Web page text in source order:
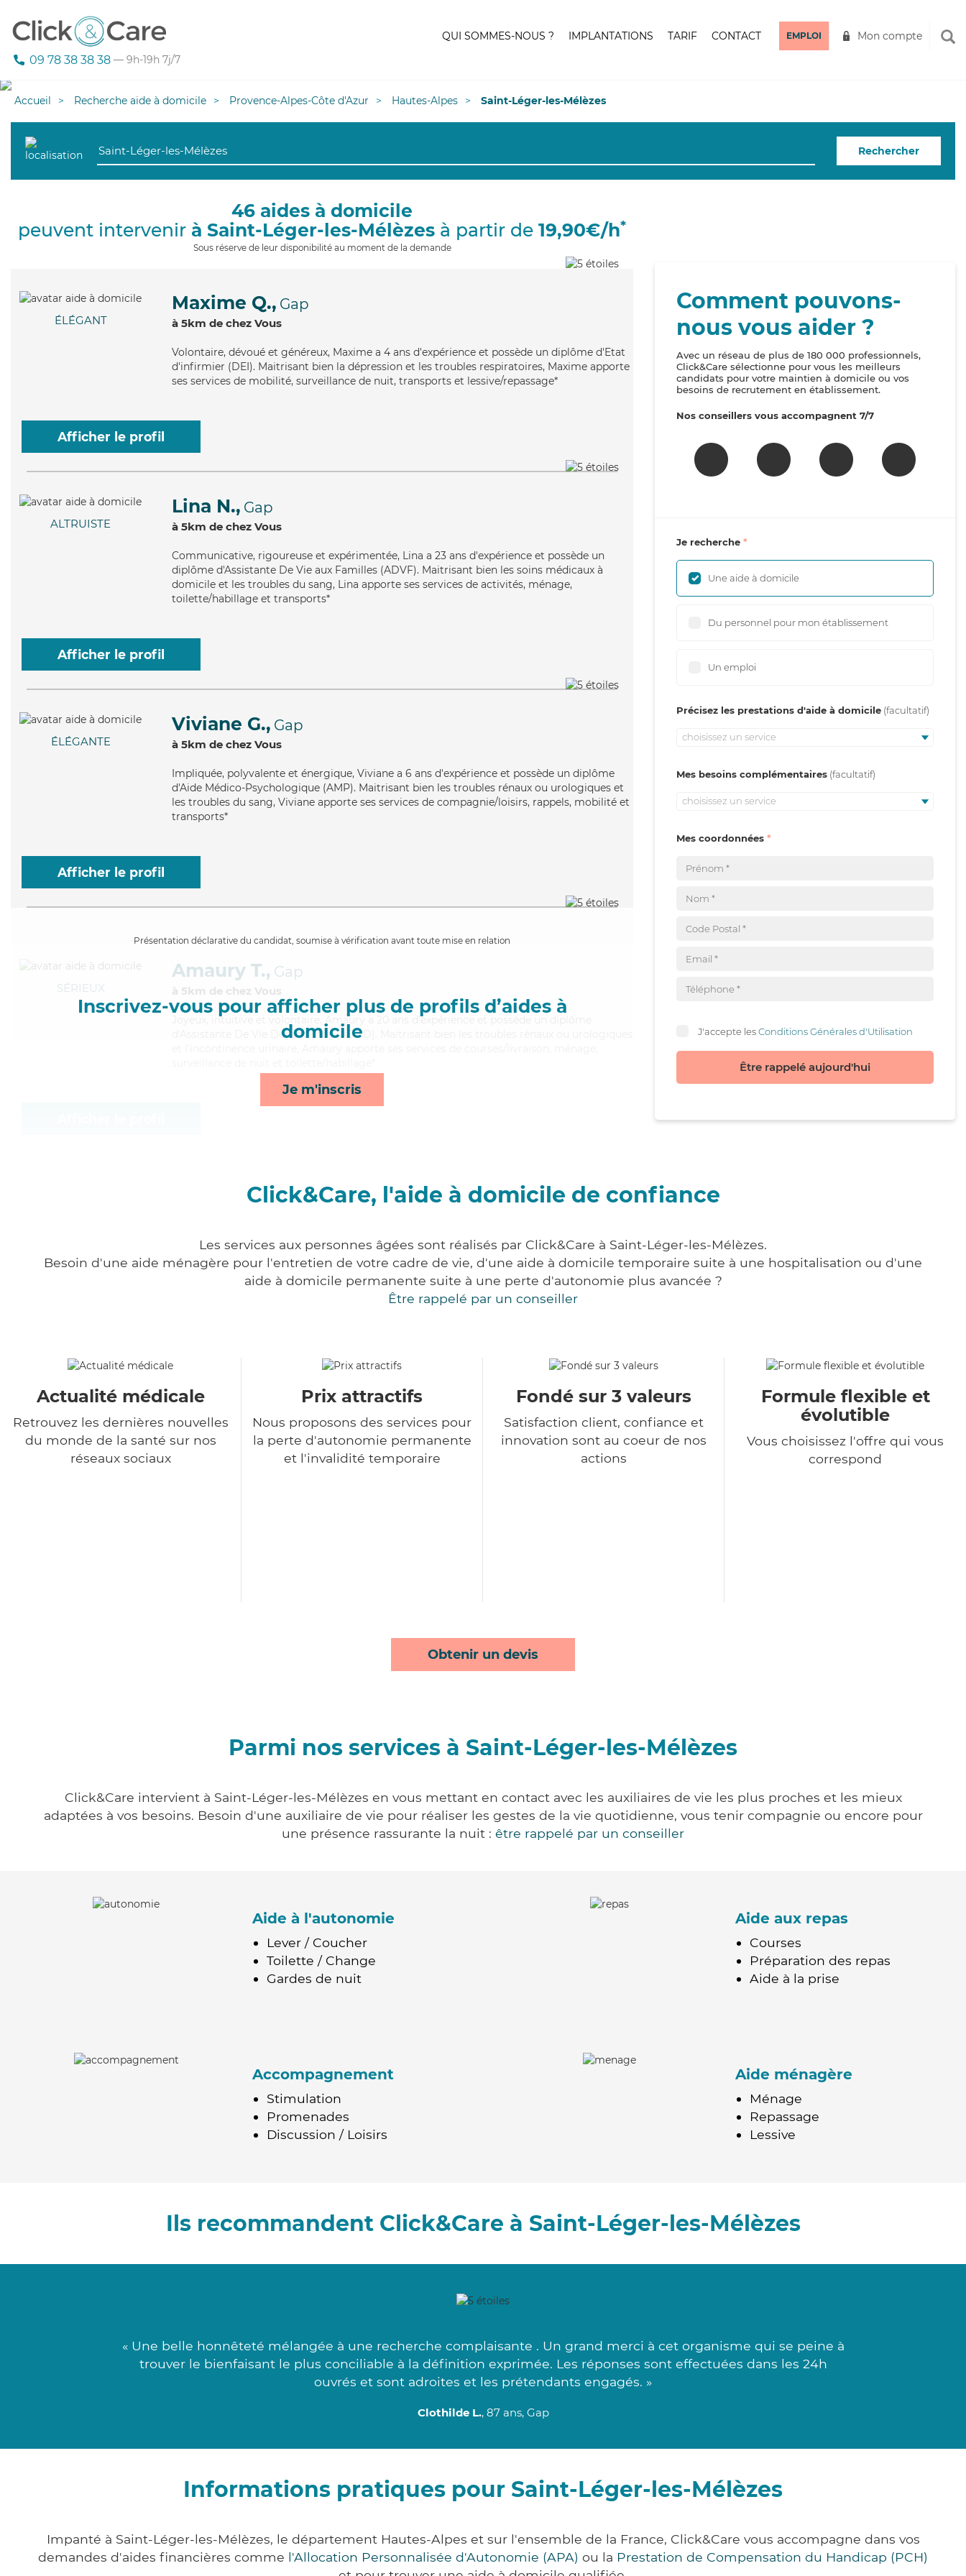
09 78 38 38 38 — 9h-19h 7j/7
QUI SOMMES-NOUS ? IMPLANTATIONS TARIF CONTACT EMPLOI Mon compte
Accueil Recherche aide à domicile Provence-Alpes-Côte d'Azur Hautes-Alpes Saint-Léger-les-Mélèzes
Rechercher
46 aides à domicile
peuvent intervenir à Saint-Léger-les-Mélèzes à partir de 19,90€/h*
Sous réserve de leur disponibilité au moment de la demande
ÉLÉGANT
Maxime Q., Gap
à 5km de chez Vous
Volontaire, dévoué et généreux, Maxime a 4 ans d'expérience et possède un diplôme d'Etat
d'infirmier (DEI). Maitrisant bien la dépression et les troubles respiratoires, Maxime apporte
ses services de mobilité, surveillance de nuit, transports et lessive/repassage*
Afficher le profil
ALTRUISTE
Lina N., Gap
à 5km de chez Vous
Communicative, rigoureuse et expérimentée, Lina a 23 ans d'expérience et possède un
diplôme d'Assistante De Vie aux Familles (ADVF). Maitrisant bien les soins médicaux à
domicile et les troubles du sang, Lina apporte ses services de activités, ménage,
toilette/habillage et transports*
Afficher le profil
ÉLÉGANTE
Viviane G., Gap
à 5km de chez Vous
Impliquée, polyvalente et énergique, Viviane a 6 ans d'expérience et possède un diplôme
d'Aide Médico-Psychologique (AMP). Maitrisant bien les troubles rénaux ou urologiques et
les troubles du sang, Viviane apporte ses services de compagnie/loisirs, rappels, mobilité et
transports*
Afficher le profil
Présentation déclarative du candidat, soumise à vérification avant toute mise en relation
Inscrivez-vous pour afficher plus de profils d’aides à
domicile
Je m'inscris
SÉRIEUX
Amaury T., Gap
à 5km de chez Vous
, intuitive et volontaire, Amaury a 20 ans d'expérience et possède un diplôme
d'Assistante De Vie Dépendance (ADVD). Maitrisant bien les troubles rénaux ou urologiques
Comment pouvons-
nous vous aider ?
Avec un réseau de plus de 180 000 professionnels,
Click&Care sélectionne pour vous les meilleurs
candidats pour votre maintien à domicile ou vos
besoins de recrutement en établissement.
Nos conseillers vous accompagnent 7/7
Je recherche
Une aide à domicile
Du personnel pour mon établissement
Un emploi
Précisez les prestations d'aide à domicile
choisissez un service
Mes besoins complémentaires
choisissez un service
Mes coordonnées
J'accepte lesConditions Générales d'Utilisation
Être rappelé aujourd'hui
Click&Care, l'aide à domicile de confiance
Les services aux personnes âgées sont réalisés par Click&Care à Saint-Léger-les-Mélèzes.
Besoin d'une aide ménagère pour l'entretien de votre cadre de vie, d'une aide à domicile temporaire suite à une hospitalisation ou d'une
aide à domicile permanente suite à une perte d'autonomie plus avancée ?
Être rappelé par un conseiller
Actualité médicale
Retrouvez les dernières nouvelles
du monde de la santé sur nos
réseaux sociaux
Prix attractifs
Nous proposons des services pour
la perte d'autonomie permanente
et l'invalidité temporaire
Fondé sur 3 valeurs
Satisfaction client, confiance et
innovation sont au coeur de nos
actions
Formule flexible et
évolutible
Vous choisissez l'offre qui vous
correspond
Obtenir un devis
Parmi nos services à Saint-Léger-les-Mélèzes
Click&Care intervient à Saint-Léger-les-Mélèzes en vous mettant en contact avec les auxiliaires de vie les plus proches et les mieux
adaptées à vos besoins. Besoin d'une auxiliaire de vie pour réaliser les gestes de la vie quotidienne, vous tenir compagnie ou encore pour
une présence rassurante la nuit : être rappelé par un conseiller
Aide à l'autonomie
Lever / Coucher
Toilette / Change
Gardes de nuit
Aide aux repas
Courses
Préparation des repas
Aide à la prise
Accompagnement
Stimulation
Promenades
Discussion / Loisirs
Aide ménagère
Ménage
Repassage
Lessive
Ils recommandent Click&Care à Saint-Léger-les-Mélèzes
« Une belle honnêteté mélangée à une recherche complaisante . Un grand merci à cet organisme qui se peine à
trouver le bienfaisant le plus conciliable à la définition exprimée. Les réponses sont effectuées dans les 24h
ouvrés et sont adroites et les prétendants engagés. »
Clothilde L., 87 ans, Gap
Informations pratiques pour Saint-Léger-les-Mélèzes
Impanté à Saint-Léger-les-Mélèzes, le département Hautes-Alpes et sur l'ensemble de la France, Click&Care vous accompagne dans vos
demandes d'aides financières comme l'Allocation Personnalisée d'Autonomie (APA) ou la Prestation de Compensation du Handicap (PCH)